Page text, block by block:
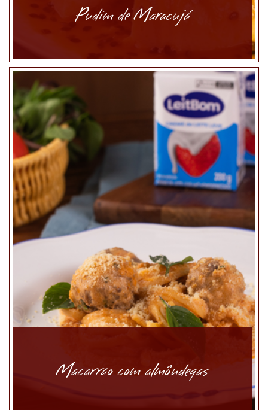
Pudim de Maracujá
Macarrão com almôndegas